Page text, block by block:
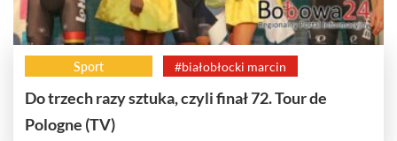
Sport #białobłocki marcin
Do trzech razy sztuka, czyli finał 72. Tour de
Pologne (TV)